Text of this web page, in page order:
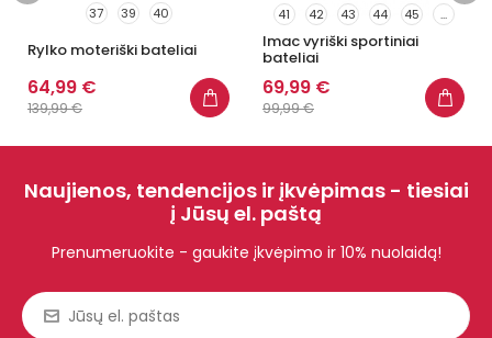
37 39 40
Rylko moteriški bateliai
64,99 €
139,99 €
41 42 43 44 45 ...
Imac vyriški sportiniai
bateliai
69,99 €
99,99 €
Naujienos, tendencijos ir įkvėpimas - tiesiai
į Jūsų el. paštą
Prenumeruokite - gaukite įkvėpimo ir 10% nuolaidą!